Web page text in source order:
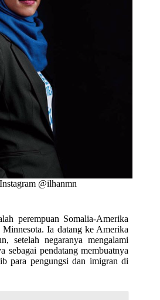
@ilhanmn
perempuan Somalia-Amerika
Ia datang ke Amerika
setelah negaranya mengalami
sebagai pendatang membuatnya
para pengungsi dan imigran di